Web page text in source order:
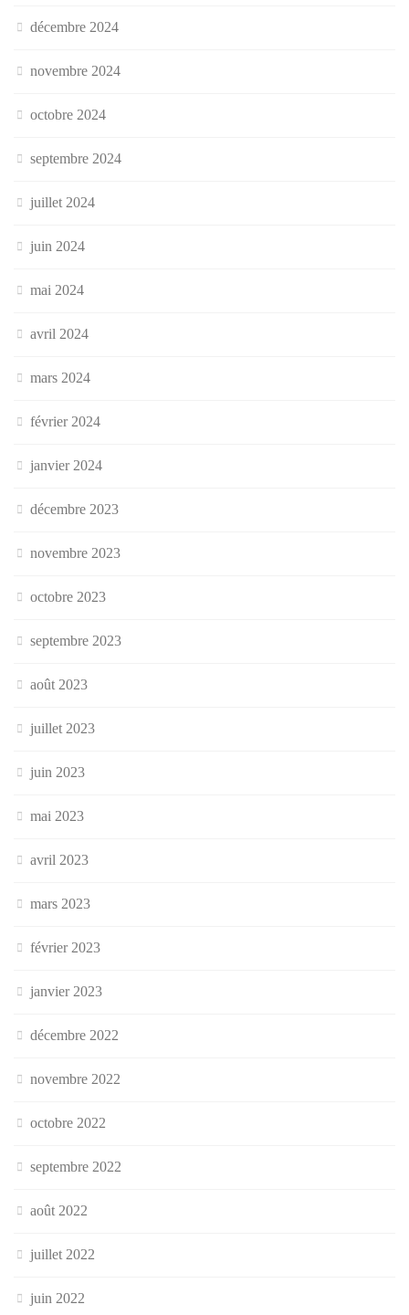
décembre 2024
novembre 2024
octobre 2024
septembre 2024
juillet 2024
juin 2024
mai 2024
avril 2024
mars 2024
février 2024
janvier 2024
décembre 2023
novembre 2023
octobre 2023
septembre 2023
août 2023
juillet 2023
juin 2023
mai 2023
avril 2023
mars 2023
février 2023
janvier 2023
décembre 2022
novembre 2022
octobre 2022
septembre 2022
août 2022
juillet 2022
juin 2022